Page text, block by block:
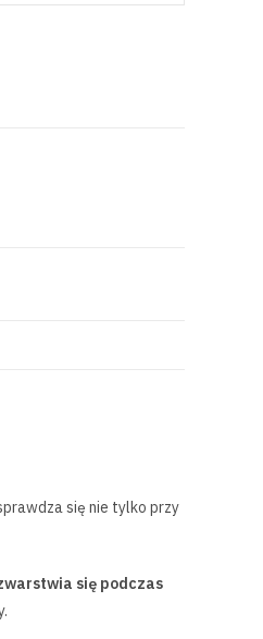
się nie tylko przy
się podczas